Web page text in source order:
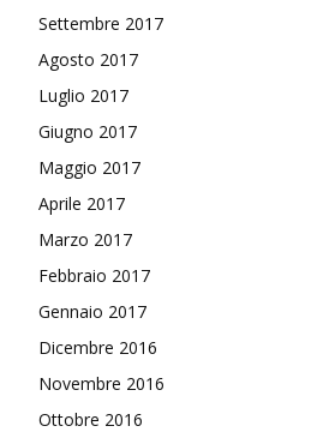
Settembre 2017
Agosto 2017
Luglio 2017
Giugno 2017
Maggio 2017
Aprile 2017
Marzo 2017
Febbraio 2017
Gennaio 2017
Dicembre 2016
Novembre 2016
Ottobre 2016